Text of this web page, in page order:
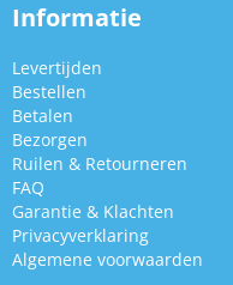
Informatie
Levertijden
Bestellen
Betalen
Bezorgen
Ruilen & Retourneren
FAQ
Garantie & Klachten
Privacyverklaring
Algemene voorwaarden